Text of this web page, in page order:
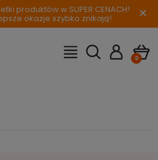
produktów w SUPER CENACH!
okazje szybko znikają! ×